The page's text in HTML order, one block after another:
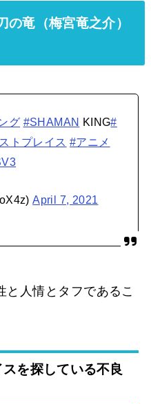
の竜（梅宮竜之介）
グ #SHAMAN KING#
トプレイス #アニメ
April 7, 2021
と人情とタフであるこ
を探している不良